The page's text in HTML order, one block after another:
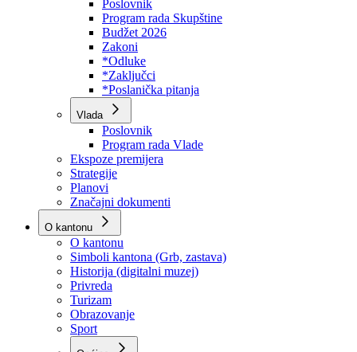
Dokumenti
Skupština
Poslovnik
Program rada Skupštine
Budžet 2026
Zakoni
*Odluke
*Zaključci
*Poslanička pitanja
Vlada
Poslovnik
Program rada Vlade
Ekspoze premijera
Strategije
Planovi
Značajni dokumenti
O kantonu
O kantonu
Simboli kantona (Grb, zastava)
Historija (digitalni muzej)
Privreda
Turizam